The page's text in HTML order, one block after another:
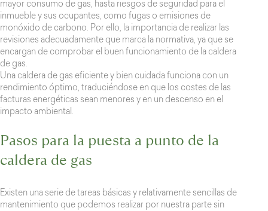
mayor consumo de gas, hasta riesgos de seguridad para el
inmueble y sus ocupantes, como fugas o emisiones de
monóxido de carbono. Por ello, la importancia de realizar las
revisiones adecuadamente que marca la normativa, ya que se
encargan de comprobar el buen funcionamiento de la caldera
de gas.
Una caldera de gas eficiente y bien cuidada funciona con un
rendimiento óptimo, traduciéndose en que los costes de las
facturas energéticas sean menores y en un descenso en el
impacto ambiental.
Pasos para la puesta a punto de la
caldera de gas
Existen una serie de tareas básicas y relativamente sencillas de
mantenimiento que podemos realizar por nuestra parte sin